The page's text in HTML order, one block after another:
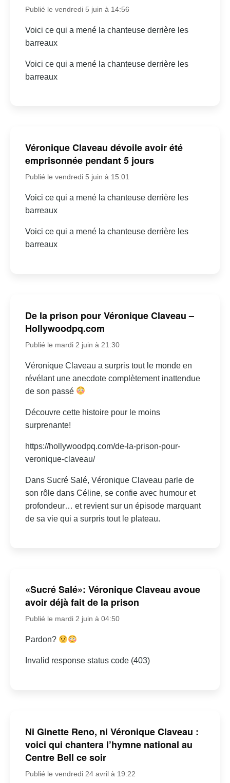
Publié le vendredi 5 juin à 14:56
Voici ce qui a mené la chanteuse derrière les
barreaux
Voici ce qui a mené la chanteuse derrière les
barreaux
Véronique Claveau dévoile avoir été
emprisonnée pendant 5 jours
Publié le vendredi 5 juin à 15:01
Voici ce qui a mené la chanteuse derrière les
barreaux
Voici ce qui a mené la chanteuse derrière les
barreaux
De la prison pour Véronique Claveau –
Hollywoodpq.com
Publié le mardi 2 juin à 21:30
Véronique Claveau a surpris tout le monde en
révélant une anecdote complètement inattendue
de son passé
Découvre cette histoire pour le moins
surprenante!
https://hollywoodpq.com/de-la-prison-pour-
veronique-claveau/
Dans Sucré Salé, Véronique Claveau parle de
son rôle dans Céline, se confie avec humour et
profondeur… et revient sur un épisode marquant
de sa vie qui a surpris tout le plateau.
«Sucré Salé»: Véronique Claveau avoue
avoir déjà fait de la prison
Publié le mardi 2 juin à 04:50
Pardon?
Invalid response status code (403)
Ni Ginette Reno, ni Véronique Claveau :
voici qui chantera l’hymne national au
Centre Bell ce soir
Publié le vendredi 24 avril à 19:22